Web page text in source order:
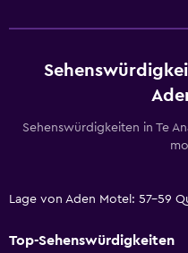
Sehenswürdigkeiten in Te
Lage von Aden Motel: 57-59
Top-Sehenswürdigkeiten